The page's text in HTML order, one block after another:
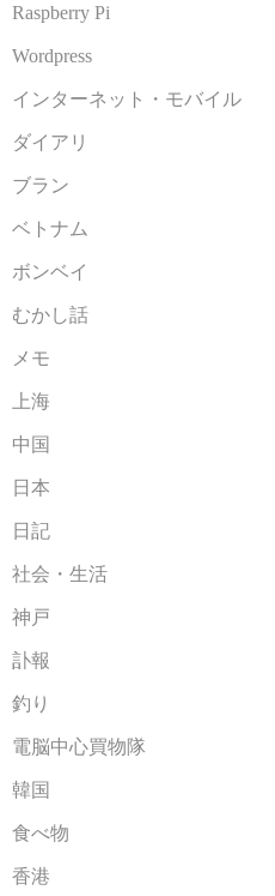
Raspberry Pi
Wordpress
インターネット・モバイル
ダイアリ
ブラン
ベトナム
ボンベイ
むかし話
メモ
上海
中国
日本
日記
社会・生活
神戸
訃報
釣り
電脳中心買物隊
韓国
食べ物
香港